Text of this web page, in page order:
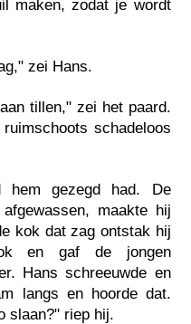
maken, zodat je wordt
zei Hans.
tillen," zei het paard.
schadeloos
hem gezegd had. De
maakte hij
kok dat zag ontstak hij
en gaf de jongen
Hans schreeuwde en
langs en hoorde dat.
slaan?" riep hij.